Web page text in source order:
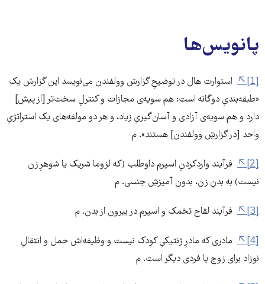
پانویس‌ها
[1]
استوارت هال در توضیحِ گزارش وولفندن می‌نویسد این گزارش یک
«طبقه‌بندیِ دوگانه است: هم سویه‌ی مجازات و کنترلِ سخت‌تر [از پیش]
دارد و هم سویه‌ی آزادی و آسان‌گیریِ زیاد، و هر دو مولفه‌های یک استراتژیِ
واحد [در گزارشِ وولفندن] هستند». م
[2]
فرآیند واردکردنِ اسپرمِ داوطلب (که لزوما شریک یا شوهرِ زن
نیست) به بدنِ زن، بدون آمیزشِ جنسی. م
[3] فرآیند لقاح تخمک و اسپرم در بیرون از بدن. م
[4]
مادری که مادرِ ژنتیکیِ کودک نیست و وظیفه‌اش حمل و انتقالِ
نوزاد برای زوج یا فردی دیگر است. م